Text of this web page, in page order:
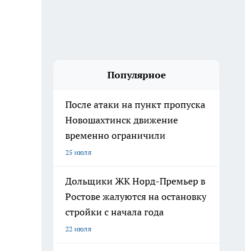
Популярное
После атаки на пункт пропуска
Новошахтинск движение
временно ограничили
25 июля
Дольщики ЖК Норд-Премьер в
Ростове жалуются на остановку
стройки с начала года
22 июля